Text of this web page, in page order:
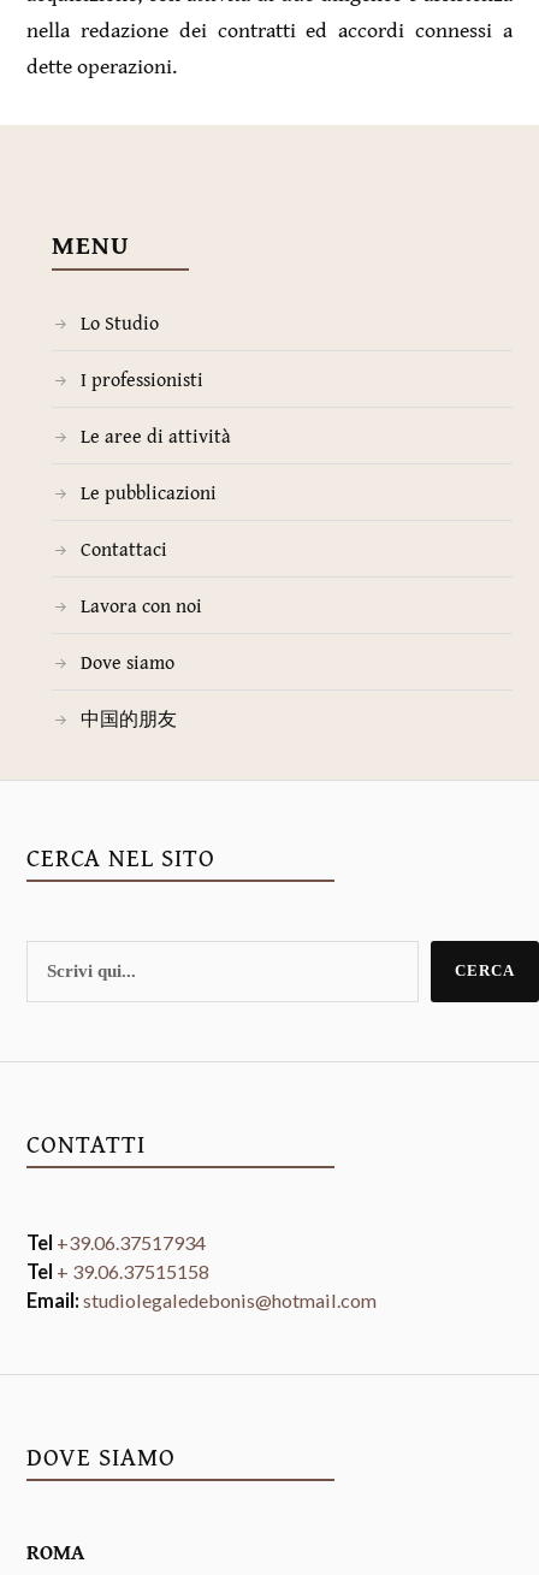
nella redazione dei contratti ed accordi connessi a
dette operazioni.
MENU
Lo Studio
I professionisti
Le aree di attività
Le pubblicazioni
Contattaci
Lavora con noi
Dove siamo
中国的朋友
CERCA NEL SITO
CERCA
CONTATTI
Tel +39.06.37517934
Tel + 39.06.37515158
Email: studiolegaledebonis@hotmail.com
DOVE SIAMO
ROMA